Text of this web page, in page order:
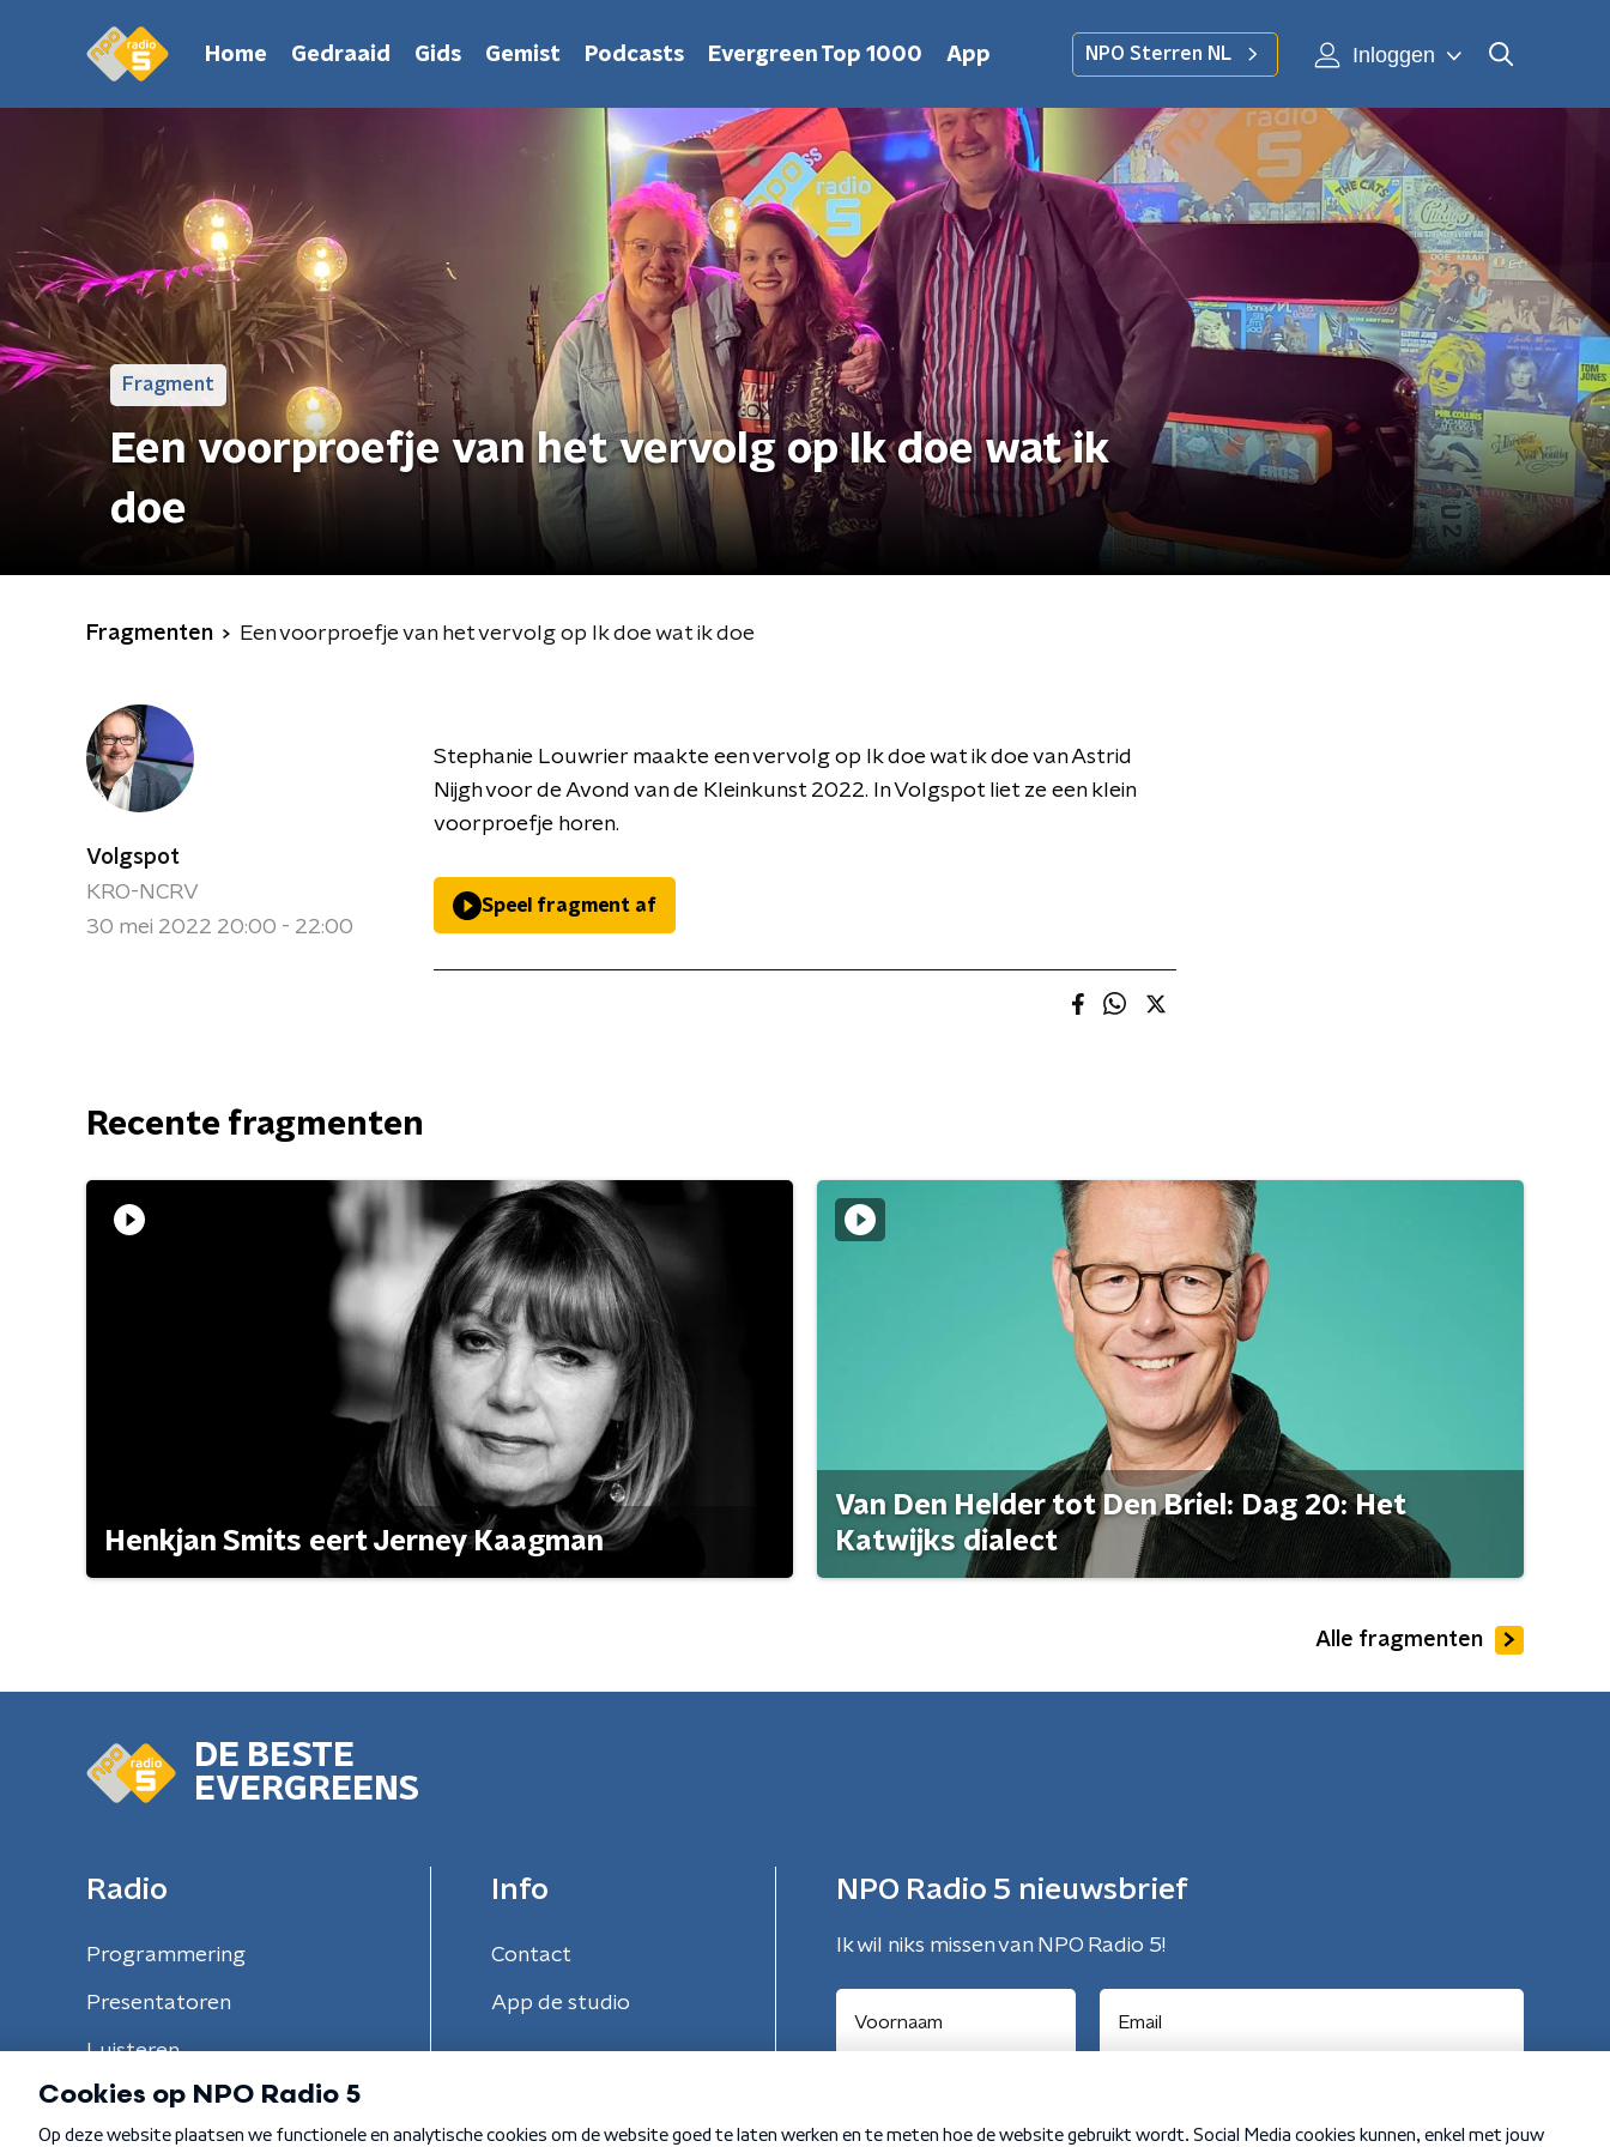
Home Gedraaid Gids Gemist Podcasts Evergreen Top 1000 App NPO Sterren NL Inloggen
Fragment
Een voorproefje van het vervolg op Ik doe wat ik
doe
Fragmenten Een voorproefje van het vervolg op Ik doe wat ik doe
Volgspot
KRO-NCRV
30 mei 2022 20:00 - 22:00
Stephanie Louwrier maakte een vervolg op Ik doe wat ik doe van Astrid
Nijgh voor de Avond van de Kleinkunst 2022. In Volgspot liet ze een klein
voorproefje horen.
Speel fragment af
Recente fragmenten
Henkjan Smits eert Jerney Kaagman
Van Den Helder tot Den Briel: Dag 20: Het
Katwijks dialect
Alle fragmenten
DE BESTE
EVERGREENS
Radio
Programmering
Presentatoren
Luisteren
Info
Contact
App de studio
NPO Radio 5 nieuwsbrief
Ik wil niks missen van NPO Radio 5!